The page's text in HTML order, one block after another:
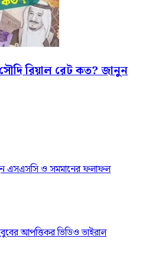
রিয়াল রেট কত? জানুন
এসএসসি ও সমমানের ফলাফল
আপত্তিকর ভিডিও ভাইরাল